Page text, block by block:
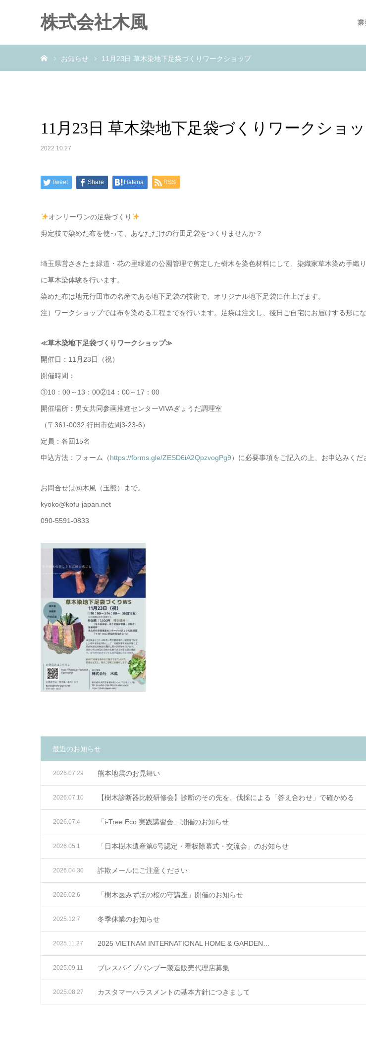
株式会社木風 業
お知らせ 11月23日 草木染地下足袋づくりワークショップ
11月23日 草木染地下足袋づくりワークショ
2022.10.27
Tweet Share Hatena RSS
オンリーワンの足袋づくり
剪定枝で染めた布を使って、あなただけの行田足袋をつくりませんか？
埼玉県営さきたま緑道・花の里緑道の公園管理で剪定した樹木を染色材料にして、染織家草木染め手織
に草木染体験を行います。
染めた布は地元行田市の名産である地下足袋の技術で、オリジナル地下足袋に仕上げます。
注）ワークショップでは布を染める工程までを行います。足袋は注文し、後日ご自宅にお届けする形にな
≪草木染地下足袋づくりワークショップ≫
開催日：11月23日（祝）
開催時間：
①10：00～13：00②14：00～17：00
開催場所：男女共同参画推進センターVIVAぎょうだ調理室
（〒361-0032 行田市佐間3-23-6）
定員：各回15名
申込方法：フォーム（https://forms.gle/ZESD6iA2QpzvogPg9）に必要事項をご記入の上、お申込みくだ
お問合せは㈱木風（玉熊）まで。
kyoko@kofu-japan.net
090-5591-0833
最近のお知らせ
熊本地震のお見舞い
2026.07.29
【樹木診断器比較研修会】診断のその先を、伐採による「答え合わせ」で確かめる
2026.07.10
「i-Tree Eco 実践講習会」開催のお知らせ
2026.07.4
「日本樹木遺産第6号認定・看板除幕式・交流会」のお知らせ
2026.05.1
詐欺メールにご注意ください
2026.04.30
「樹木医みずほの桜の守講座」開催のお知らせ
2026.02.6
冬季休業のお知らせ
2025.12.7
2025 VIETNAM INTERNATIONAL HOME & GARDEN…
2025.11.27
ブレスパイプバンブー製造販売代理店募集
2025.09.11
カスタマーハラスメントの基本方針につきまして
2025.08.27